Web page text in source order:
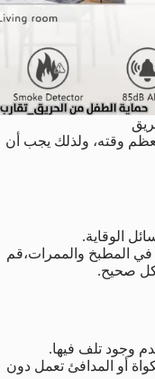
وقته، ولذلك يجب أن
الوقاية.
المطبخ والممرات،قم
صحيح.
وجود تلف فيها.
أو المدافئ تعمل دون